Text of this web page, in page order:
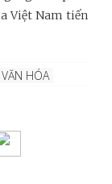
Việt Nam tiến
VĂN HÓA